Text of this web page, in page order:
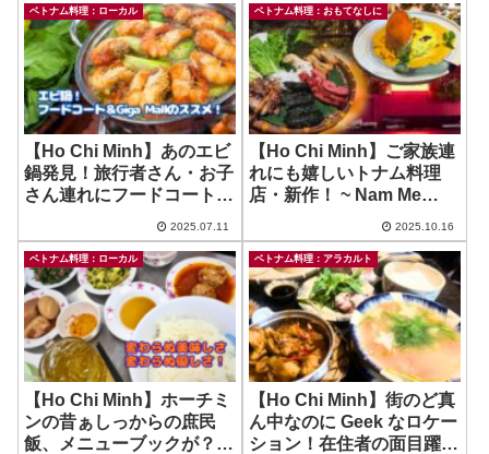
ベトナム料理：ローカル
【Ho Chi Minh】あのエビ
鍋発見！旅行者さん・お子
さん連れにフードコートの
Town @ Giga Mall
2025.07.11
ベトナム料理：おもてなしに
【Ho Chi Minh】ご家族連
れにも嬉しいトナム料理
店・新作！ ~ Nam Me
2025.10.16
ベトナム料理：ローカル
【Ho Chi Minh】ホーチミ
ンの昔ぁしっからの庶民
飯、メニューブックが？！
ベトナム料理：アラカルト
【Ho Chi Minh】街のど真
ん中なのに Geek なロケー
ション！在住者の面目躍如